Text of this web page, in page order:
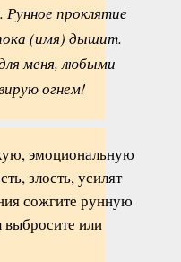
Рунное проклятие
(имя) дышит.
меня, любыми
огнем!
эмоциональную
злость, усилят
сожгите рунную
или